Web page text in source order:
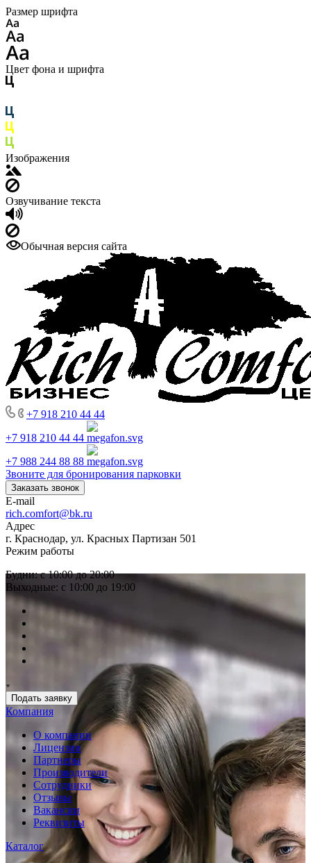
Размер шрифта
Цвет фона и шрифта
Изображения
Озвучивание текста
Обычная версия сайта
+7 918 210 44 44
+7 918 210 44 44
+7 988 244 88 88
Звоните для бронирования парковки
Заказать звонок
E-mail
rich.comfort@bk.ru
Адрес
г. Краснодар, ул. Красных Партизан 501
Режим работы
Будни: с 10:00 до 20:00
Выходные: с 10:00 до 19:00
Подать заявку
Компания
О компании
Лицензии
Партнеры
Производители
Сотрудники
Отзывы
Вакансии
Реквизиты
Каталог